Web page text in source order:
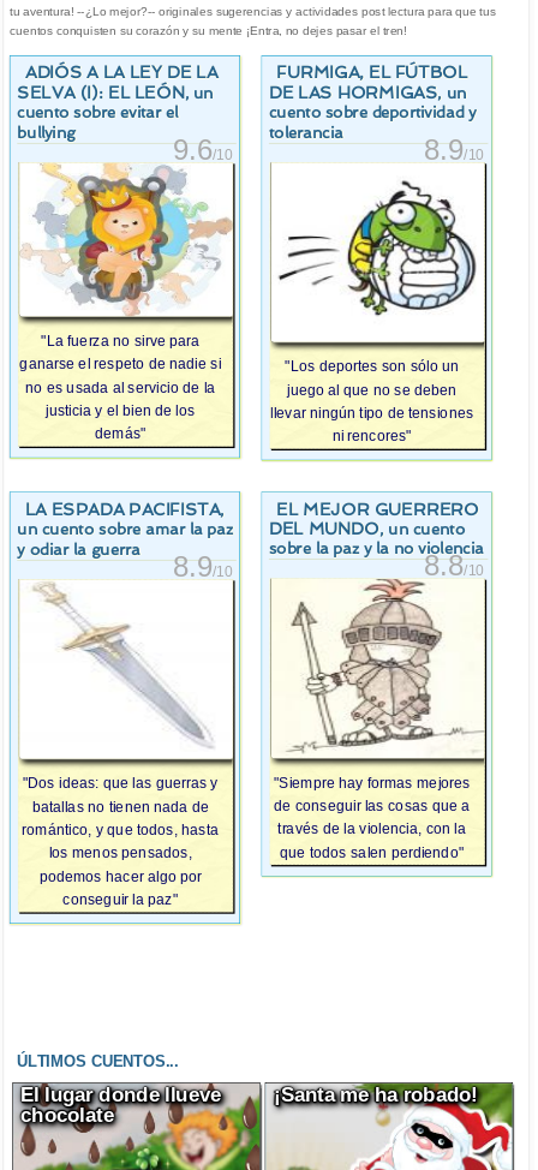
tu aventura! --¿Lo mejor?-- originales sugerencias y actividades post lectura para que tus
cuentos conquisten su corazón y su mente ¡Entra, no dejes pasar el tren!
ADIÓS A LA LEY DE LA
SELVA (I): EL LEÓN, un
cuento sobre evitar el
bullying
9.6/10
"La fuerza no sirve para
ganarse el respeto de nadie si
no es usada al servicio de la
justicia y el bien de los
demás"
FURMIGA, EL FÚTBOL
DE LAS HORMIGAS, un
cuento sobre deportividad y
tolerancia
8.9/10
"Los deportes son sólo un
juego al que no se deben
llevar ningún tipo de tensiones
ni rencores"
LA ESPADA PACIFISTA,
un cuento sobre amar la paz
y odiar la guerra
8.9/10
"Dos ideas: que las guerras y
batallas no tienen nada de
romántico, y que todos, hasta
los menos pensados,
podemos hacer algo por
conseguir la paz"
EL MEJOR GUERRERO
DEL MUNDO, un cuento
sobre la paz y la no violencia
8.8/10
"Siempre hay formas mejores
de conseguir las cosas que a
través de la violencia, con la
que todos salen perdiendo"
ÚLTIMOS CUENTOS...
El lugar donde llueve
chocolate
¡Santa me ha robado!